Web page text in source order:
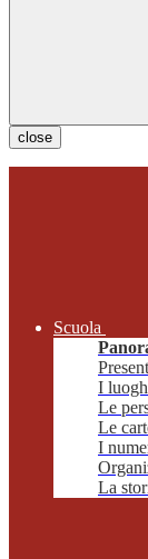
close
Scuola
I
Le
Le
I
La